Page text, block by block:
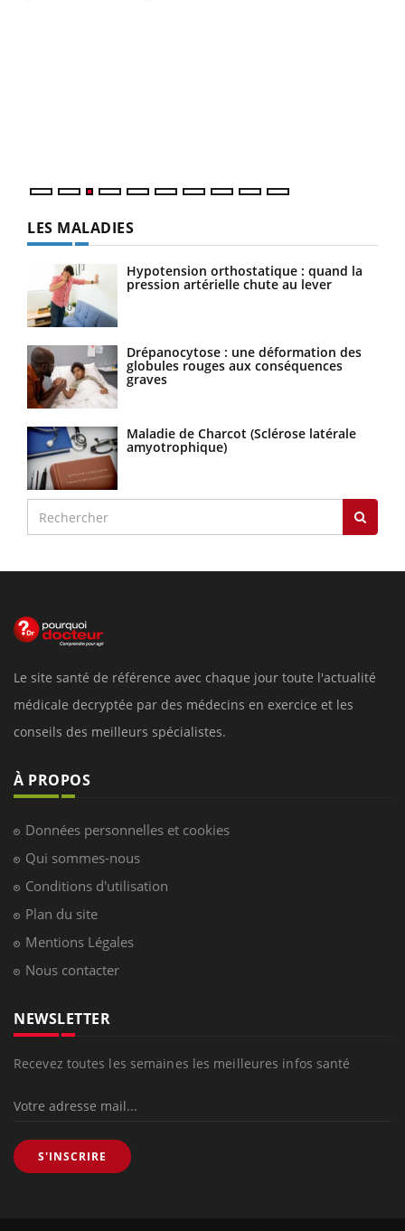
LES MALADIES
Hypotension orthostatique : quand la
pression artérielle chute au lever
Drépanocytose : une déformation des
globules rouges aux conséquences
graves
Maladie de Charcot (Sclérose latérale
amyotrophique)
Le site santé de référence avec chaque jour toute l'actualité
médicale decryptée par des médecins en exercice et les
conseils des meilleurs spécialistes.
À PROPOS
Données personnelles et cookies
Qui sommes-nous
Conditions d'utilisation
Plan du site
Mentions Légales
Nous contacter
NEWSLETTER
Recevez toutes les semaines les meilleures infos santé
S'INSCRIRE